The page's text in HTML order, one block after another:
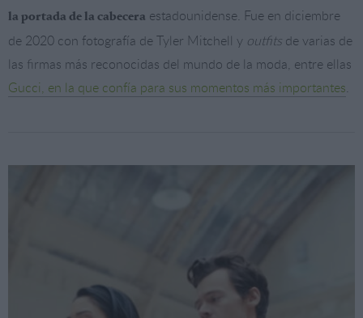
la portada de la cabecera estadounidense. Fue en diciembre
de 2020 con fotografía de Tyler Mitchell y outfits de varias de
las firmas más reconocidas del mundo de la moda, entre ellas
Gucci, en la que confía para sus momentos más importantes.